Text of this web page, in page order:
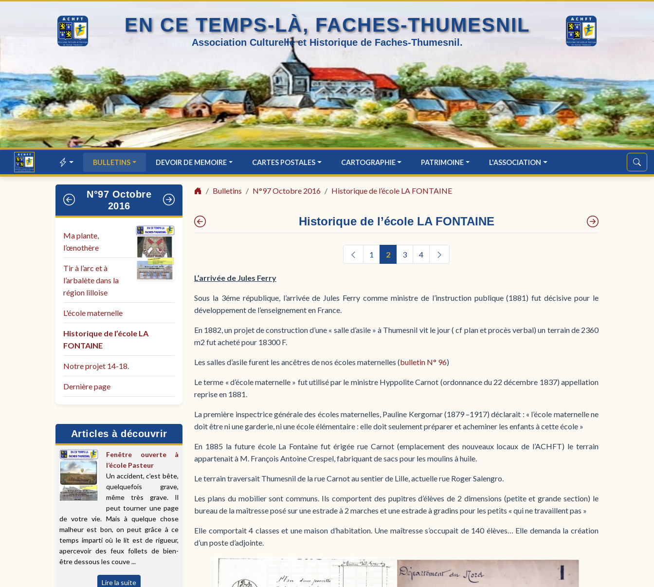
EN CE TEMPS-LÀ, FACHES-THUMESNIL
Association Culturelle et Historique de Faches-Thumesnil.
BULLETINS DEVOIR DE MEMOIRE CARTES POSTALES CARTOGRAPHIE PATRIMOINE L'ASSOCIATION
N°97 Octobre
2016
Ma plante,
l’œnothère
Tir à l’arc et à
l’arbalète dans la
région lilloise
L'école maternelle
Historique de l’école LA
FONTAINE
Notre projet 14-18.
Dernière page
Articles à découvrir
Fenêtre ouverte à
l’école Pasteur
Un accident, c’est bête,
quelquefois grave,
même très grave. Il
peut tourner une page
de votre vie. Mais à quelque chose
malheur est bon, on peut grâce à ce
temps imparti où le lit est de rigueur,
apercevoir des feux follets de bien-
être dessous les couve ...
Lire la suite
Bulletins N°97 Octobre 2016 Historique de l’école LA FONTAINE
Historique de l’école LA FONTAINE
1 2 3 4
L’arrivée de Jules Ferry
Sous la 3éme république, l’arrivée de Jules Ferry comme ministre de l’instruction publique (1881) fut décisive pour le
développement de l’enseignement en France.
En 1882, un projet de construction d’une « salle d’asile » à Thumesnil vit le jour ( cf plan et procès verbal) un terrain de 2360
m2 fut acheté pour 18300 F.
Les salles d’asile furent les ancêtres de nos écoles maternelles (bulletin N° 96)
Le terme « d’école maternelle » fut utilisé par le ministre Hyppolite Carnot (ordonnance du 22 décembre 1837) appellation
reprise en 1881.
La première inspectrice générale des écoles maternelles, Pauline Kergomar (1879 –1917) déclarait : « l’école maternelle ne
doit être ni une garderie, ni une école élémentaire : elle doit seulement préparer et acheminer les enfants à cette école »
En 1885 la future école La Fontaine fut érigée rue Carnot (emplacement des nouveaux locaux de l’ACHFT) le terrain
appartenait à M. François Antoine Crespel, fabriquant de sacs pour les moulins à huile.
Le terrain traversait Thumesnil de la rue Carnot au sentier de Lille, actuelle rue Roger Salengro.
Les plans du mobilier sont communs. Ils comportent des pupitres d’élèves de 2 dimensions (petite et grande section) le
bureau de la maîtresse posé sur une estrade à 2 marches et une estrade à gradins pour les petits « qui ne travaillent pas »
Elle comportait 4 classes et une maison d’habitation. Une maîtresse s’occupait de 140 élèves… Elle demanda la création
d’un poste d’adjointe.